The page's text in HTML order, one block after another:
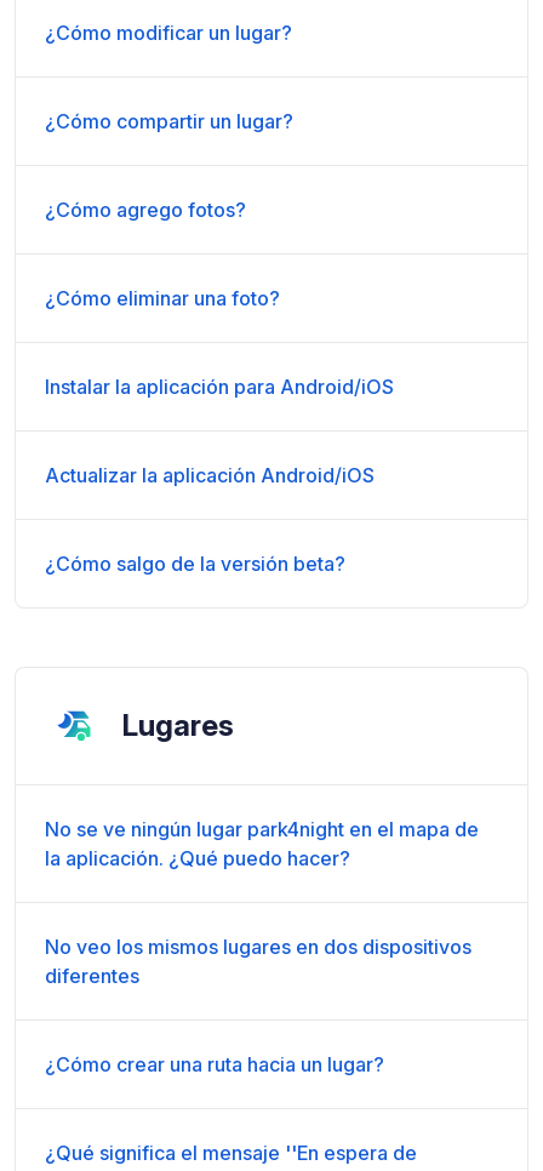
¿Cómo modificar un lugar?
¿Cómo compartir un lugar?
¿Cómo agrego fotos?
¿Cómo eliminar una foto?
Instalar la aplicación para Android/iOS
Actualizar la aplicación Android/iOS
¿Cómo salgo de la versión beta?
Lugares
No se ve ningún lugar park4night en el mapa de
la aplicación. ¿Qué puedo hacer?
No veo los mismos lugares en dos dispositivos
diferentes
¿Cómo crear una ruta hacia un lugar?
¿Qué significa el mensaje ''En espera de